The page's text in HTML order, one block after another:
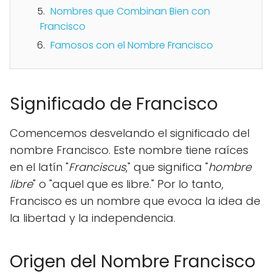
Nombres que Combinan Bien con
Francisco
Famosos con el Nombre Francisco
Significado de Francisco
Comencemos desvelando el significado del
nombre Francisco. Este nombre tiene raíces
en el latín "Franciscus," que significa "hombre
libre" o "aquel que es libre." Por lo tanto,
Francisco es un nombre que evoca la idea de
la libertad y la independencia.
Origen del Nombre Francisco